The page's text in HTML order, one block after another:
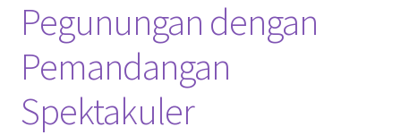
Pegunungan dengan
Pemandangan
Spektakuler